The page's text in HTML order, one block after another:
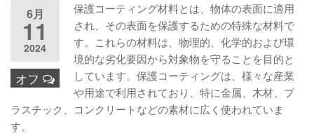
6月
11
2024
オフ
保護コーティング材料とは、物体の表面に適用
され、その表面を保護するための特殊な材料で
す。これらの材料は、物理的、化学的および環
境的な劣化要因から対象物を守ることを目的と
しています。保護コーティングは、様々な産業
や用途で利用されており、特に金属、木材、プ
ラスチック、コンクリートなどの素材に広く使われていま
す。